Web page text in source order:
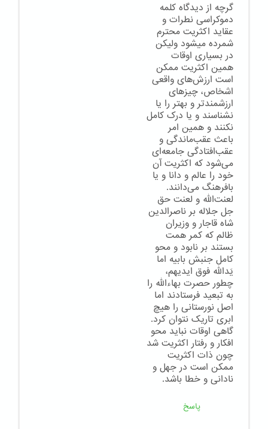
گرچه از دیدگاه کلمه
دموکراسی نطرات و
عقاید اکثریت محترم
شمرده میشود ولیکن
در بسیاری اوقات
همین اکثریت ممکن
است ارزش‌های واقعی
اشخاص، چیزهای
ارزشمندتر و بهتر را یا
نشناسند و یا درک کامل
نکنند و همین امر
باعث عقب‌ماندگی و
عقب‌افتادگی جامعه‌ای
می‌شود که اکثریت آن
خود را عالم و دانا و یا
بافرهنگ می‌دانند.
لعنت‌الله و لعنت حق
جل جلاله بر ناصرالدین
شاه قاجار و وزیران
ظالم که کمر همت
بستند بر نابود و محو
کامل جنبش بابیه اما
یَدالله فوق ایدیهم،
چطور حصرت بهاءالله را
به تبعید فرستادند اما
اصل نورستانی را هیچ
ابری تاریک نتوان کرد.
گاهی اوقات نباید محو
افکار و رفتار اکثریت شد
چون ذات اکثریت
ممکن است در جهل و
نادانی و خطا باشد.
پاسخ